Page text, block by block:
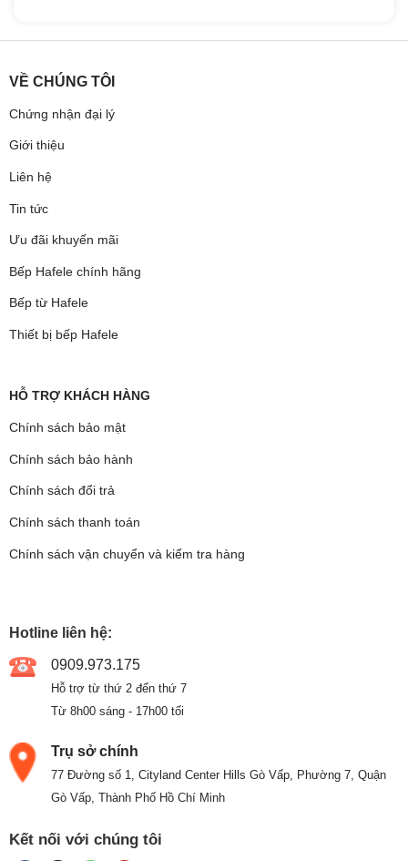
VỀ CHÚNG TÔI
Chứng nhận đại lý
Giới thiệu
Liên hệ
Tin tức
Ưu đãi khuyến mãi
Bếp Hafele chính hãng
Bếp từ Hafele
Thiết bị bếp Hafele
HỖ TRỢ KHÁCH HÀNG
Chính sách bảo mật
Chính sách bảo hành
Chính sách đổi trả
Chính sách thanh toán
Chính sách vận chuyển và kiểm tra hàng
Hotline liên hệ:
0909.973.175
Hỗ trợ từ thứ 2 đến thứ 7
Từ 8h00 sáng - 17h00 tối
Trụ sở chính
77 Đường số 1, Cityland Center Hills Gò Vấp, Phường 7, Quận
Gò Vấp, Thành Phố Hồ Chí Minh
Kết nối với chúng tôi